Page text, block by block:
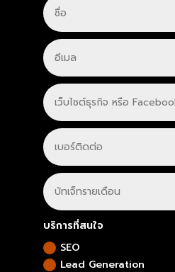
บริการที่สนใจ
SEO
Lead Generation